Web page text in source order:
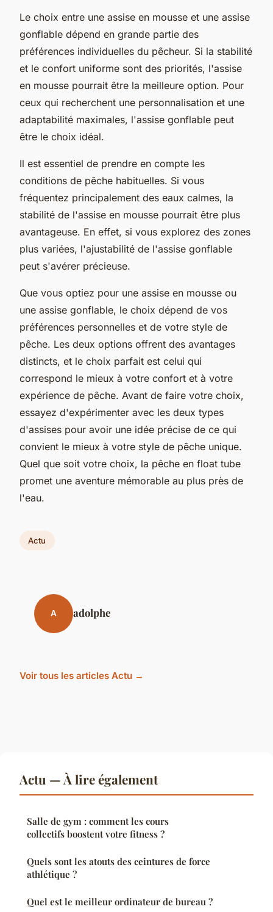
Le choix entre une assise en mousse et une assise
gonflable dépend en grande partie des
préférences individuelles du pêcheur. Si la stabilité
et le confort uniforme sont des priorités, l'assise
en mousse pourrait être la meilleure option. Pour
ceux qui recherchent une personnalisation et une
adaptabilité maximales, l'assise gonflable peut
être le choix idéal.
Il est essentiel de prendre en compte les
conditions de pêche habituelles. Si vous
fréquentez principalement des eaux calmes, la
stabilité de l'assise en mousse pourrait être plus
avantageuse. En effet, si vous explorez des zones
plus variées, l'ajustabilité de l'assise gonflable
peut s'avérer précieuse.
Que vous optiez pour une assise en mousse ou
une assise gonflable, le choix dépend de vos
préférences personnelles et de votre style de
pêche. Les deux options offrent des avantages
distincts, et le choix parfait est celui qui
correspond le mieux à votre confort et à votre
expérience de pêche. Avant de faire votre choix,
essayez d'expérimenter avec les deux types
d'assises pour avoir une idée précise de ce qui
convient le mieux à votre style de pêche unique.
Quel que soit votre choix, la pêche en float tube
promet une aventure mémorable au plus près de
l'eau.
Actu
A adolphe
Voir tous les articles Actu →
Actu — À lire également
Salle de gym : comment les cours
collectifs boostent votre fitness ?
Quels sont les atouts des ceintures de force
athlétique ?
Quel est le meilleur ordinateur de bureau ?